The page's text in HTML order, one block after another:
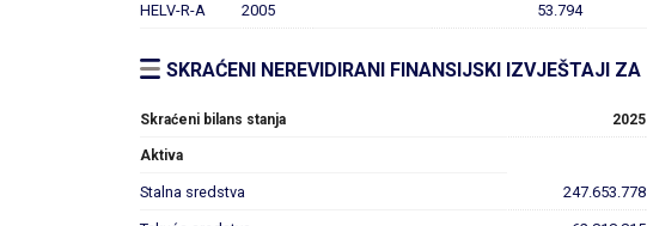
HELV-R-A 2005 53.794
SKRAĆENI NEREVIDIRANI FINANSIJSKI IZVJEŠTAJI ZA
Skraćeni bilans stanja 2025
Aktiva
Stalna sredstva 247.653.778